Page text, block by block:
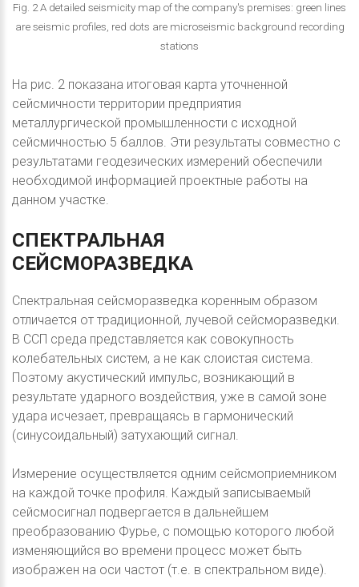
Fig. 2 A detailed seismicity map of the company's premises: green lines
are seismic profiles, red dots are microseismic background recording
stations
На рис. 2 показана итоговая карта уточненной
сейсмичности территории предприятия
металлургической промышленности с исходной
сейсмичностью 5 баллов. Эти результаты совместно с
результатами геодезических измерений обеспечили
необходимой информацией проектные работы на
данном участке.
СПЕКТРАЛЬНАЯ
СЕЙСМОРАЗВЕДКА
Спектральная сейсморазведка коренным образом
отличается от традиционной, лучевой сейсморазведки.
В ССП среда представляется как совокупность
колебательных систем, а не как слоистая система.
Поэтому акустический импульс, возникающий в
результате ударного воздействия, уже в самой зоне
удара исчезает, превращаясь в гармонический
(синусоидальный) затухающий сигнал.
Измерение осуществляется одним сейсмоприемником
на каждой точке профиля. Каждый записываемый
сейсмосигнал подвергается в дальнейшем
преобразованию Фурье, с помощью которого любой
изменяющийся во времени процесс может быть
изображен на оси частот (т.е. в спектральном виде).